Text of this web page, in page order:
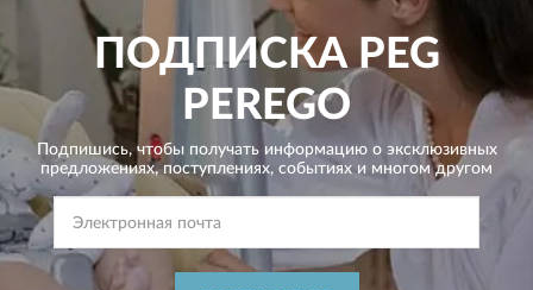
ПОДПИСКАPEG
PEREGO
Подпишись, чтобы получать информацию о эксклюзивных
предложениях,поступлениях, событиях и многом другом